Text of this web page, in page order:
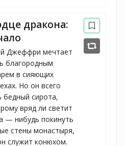
дракона:
Джеффри мечтает
благородным
в сияющих
Но он всего
бедный сирота,
вряд ли светит
— нибудь покинуть
стены монастыря,
служит конюхом.